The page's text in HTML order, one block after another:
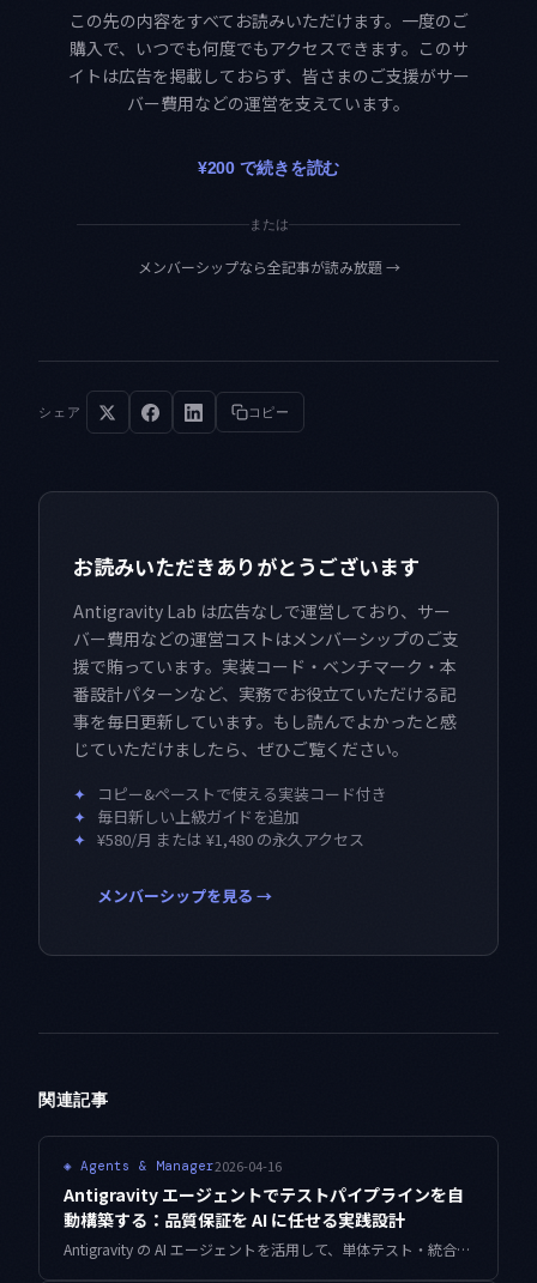
この先の内容をすべてお読みいただけます。一度のご
購入で、いつでも何度でもアクセスできます。このサ
イトは広告を掲載しておらず、皆さまのご支援がサー
バー費用などの運営を支えています。
¥200 で続きを読む
または
メンバーシップなら全記事が読み放題→
シェア コピー
お読みいただきありがとうございます
Antigravity Lab は広告なしで運営しており、サー
バー費用などの運営コストはメンバーシップのご支
援で賄っています。実装コード・ベンチマーク・本
番設計パターンなど、実務でお役立ていただける記
事を毎日更新しています。もし読んでよかったと感
じていただけましたら、ぜひご覧ください。
✦
コピー&ペーストで使える実装コード付き
✦ 毎日新しい上級ガイドを追加
✦ ¥580/月 または ¥1,480 の永久アクセス
メンバーシップを見る →
関連記事
◈ Agents & Manager2026-04-16
Antigravity エージェントでテストパイプラインを自
動構築する：品質保証を AI に任せる実践設計
Antigravity の AI エージェントを活用して、単体テスト・統合テスト・E2E テストを自動生成・自動実行するパイプラインを本番品質で構築する方法を、実装コードとともに解説します。